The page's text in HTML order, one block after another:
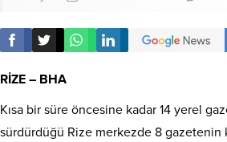
RİZE – BHA
Kısa bir süre öncesine kadar 14 yerel
sürdürdüğü Rize merkezde 8 gazetenin